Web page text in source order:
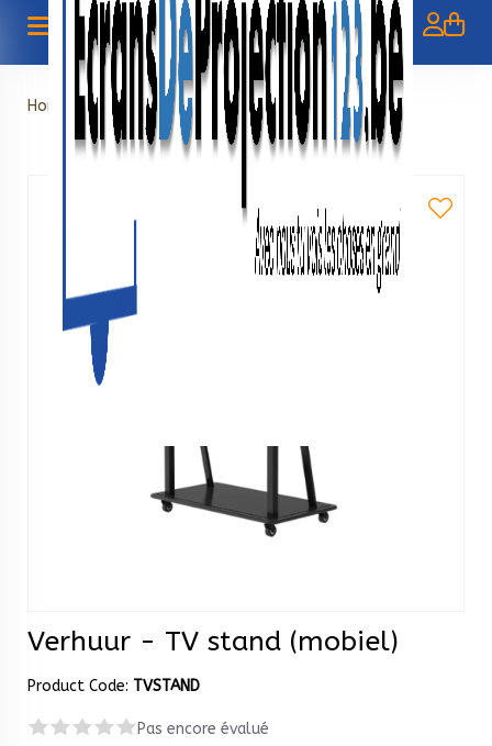
Home »Verhuur - TV stand (mobiel)
Verhuur - TV stand (mobiel)
Product Code: TVSTAND
Pas encore évalué